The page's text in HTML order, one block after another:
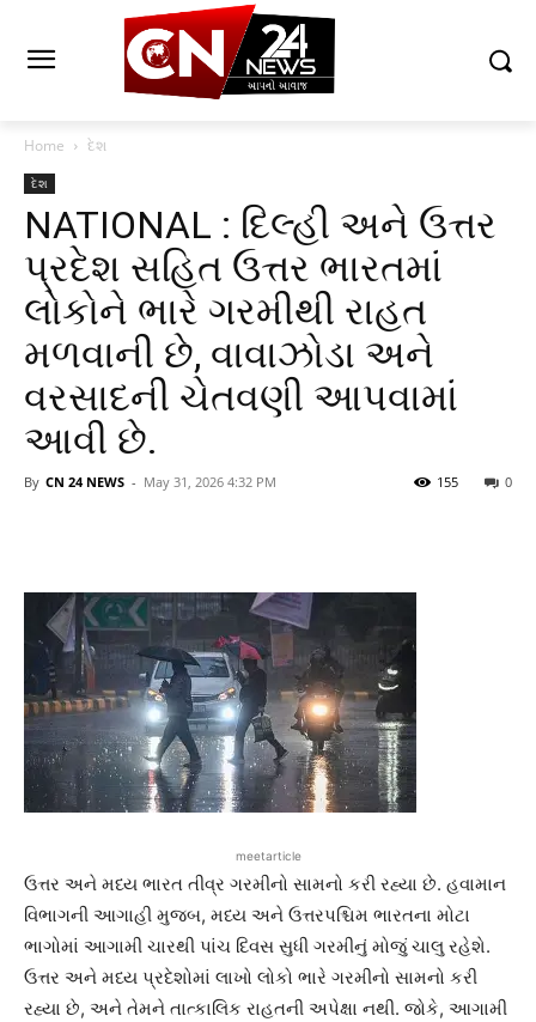
Home દેશ
દેશ
NATIONAL : દિલ્હી અને ઉત્તર
પ્રદેશ સહિત ઉત્તર ભારતમાં
લોકોને ભારે ગરમીથી રાહત
મળવાની છે, વાવાઝોડા અને
વરસાદની ચેતવણી આપવામાં
આવી છે.
By CN 24 NEWS - May 31, 2026 4:32 PM 0
155
meetarticle
ઉત્તર અને મધ્ય ભારત તીવ્ર ગરમીનો સામનો કરી રહ્યા છે. હવામાન
વિભાગની આગાહી મુજબ, મધ્ય અને ઉત્તરપશ્ચિમ ભારતના મોટા
ભાગોમાં આગામી ચારથી પાંચ દિવસ સુધી ગરમીનું મોજું ચાલુ રહેશે.
ઉત્તર અને મધ્ય પ્રદેશોમાં લાખો લોકો ભારે ગરમીનો સામનો કરી
રહ્યા છે, અને તેમને તાત્કાલિક રાહતની અપેક્ષા નથી. જોકે, આગામી